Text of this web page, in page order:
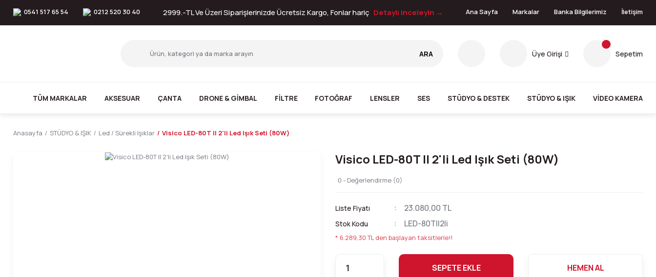
0541 517 65 54 0212 520 30 40 2999.-TL Ve Üzeri Siparişlerinizde Ücretsiz Kargo, Fonlar hariç Detaylı inceleyin → Ana Sayfa Markalar Banka Bilgilerimiz İletişim
ARA Üye Girişi Sepetim
TÜM MARKALAR AKSESUAR ÇANTA DRONE & GİMBAL FİLTRE FOTOĞRAF LENSLER SES STÜDYO & DESTEK STÜDYO & IŞIK VİDEO KAMERA
Anasayfa STÜDYO & IŞIK Led / Sürekli Işıklar Visico LED-80T II 2'li Led Işık Seti (80W)
Visico LED-80T II 2'li Led Işık Seti (80W)
0 - Değerlendirme (0)
Liste Fiyatı 23.080,00 TL
Stok Kodu LED-80TII2li
* 6.289,30 TL den başlayan taksitlerle!!
SEPETE EKLE HEMEN AL